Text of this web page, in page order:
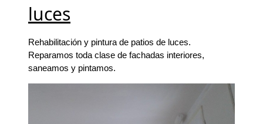
luces
Rehabilitación y pintura de patios de luces.
Reparamos toda clase de fachadas interiores,
saneamos y pintamos.